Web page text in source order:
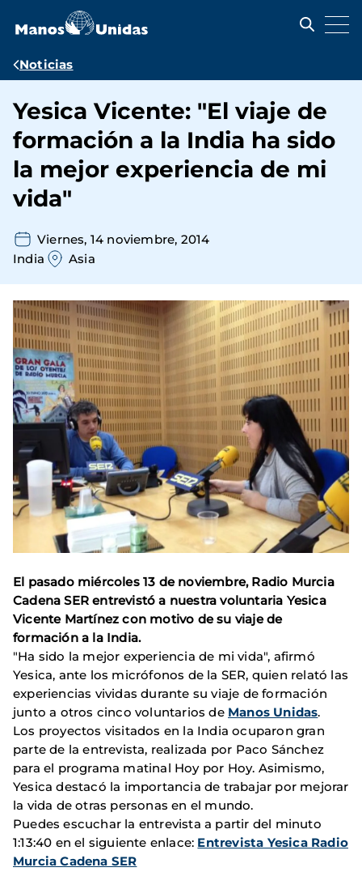
contenido
Ruta
navegación
Noticias
Yesica Vicente: "El viaje de
formación a la India ha sido
la mejor experiencia de mi
vida"
Viernes, 14 noviembre, 2014
India
Asia
El pasado miércoles 13 de noviembre, Radio Murcia
Cadena SER entrevistó a nuestra voluntaria Yesica
Vicente Martínez con motivo de su viaje de
formación a la India.
"Ha sido la mejor experiencia de mi vida", afirmó
Yesica, ante los micrófonos de la SER, quien relató las
experiencias vividas durante su viaje de formación
junto a otros cinco voluntarios de Manos Unidas.
Los proyectos visitados en la India ocuparon gran
parte de la entrevista, realizada por Paco Sánchez
para el programa matinal Hoy por Hoy. Asimismo,
Yesica destacó la importancia de trabajar por mejorar
la vida de otras personas en el mundo.
Puedes escuchar la entrevista a partir del minuto
1:13:40 en el siguiente enlace: Entrevista Yesica Radio
Murcia Cadena SER